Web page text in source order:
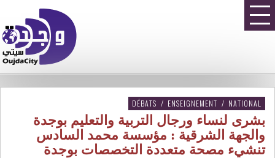
DÉBATS / ENSEIGNEMENT / NATIONAL
بشرى لنساء ورجال التربية والتعليم بوجدة
والجهة الشرقية : مؤسسة محمد السادس
تنشيء مصحة متعددة التخصصات بوجدة